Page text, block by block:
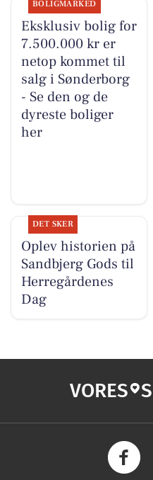
BOLIGMARKED
Eksklusiv bolig for
7.500.000 kr er
netop kommet til
salg i Sønderborg
- Se den og de
dyreste boliger
her
DET SKER
Oplev historien på
Sandbjerg Gods til
Herregårdenes
Dag
VORES